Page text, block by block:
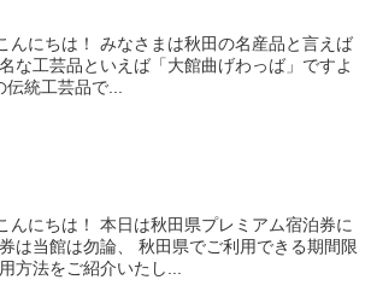
んにちは！ みなさまは秋田の名産品と言えば
な工芸品といえば「大館曲げわっば」ですよ
伝統工芸品で...
にちは！ 本日は秋田県プレミアム宿泊券に
は当館は勿論、 秋田県でご利用できる期間限
方法をご紹介いたし...